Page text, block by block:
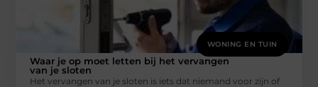
WONING EN TUIN
Waar je op moet letten bij het vervangen
van je sloten
Het vervangen van je sloten is iets dat niemand voor zijn of